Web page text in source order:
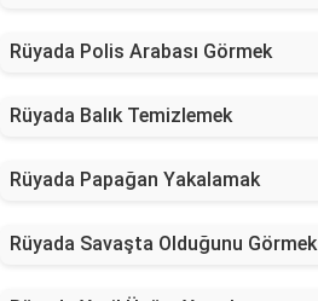
Rüyada Polis Arabası Görmek
Rüyada Balık Temizlemek
Rüyada Papağan Yakalamak
Rüyada Savaşta Olduğunu Görmek